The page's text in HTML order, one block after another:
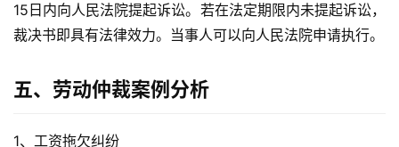
15日内向人民法院提起诉讼。若在法定期限内未提起诉讼，
裁决书即具有法律效力。当事人可以向人民法院申请执行。
五、劳动仲裁案例分析
1、工资拖欠纠纷